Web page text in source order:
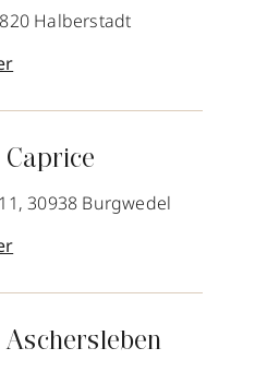
Halberstadt
Caprice
30938 Burgwedel